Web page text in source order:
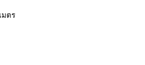
มตร